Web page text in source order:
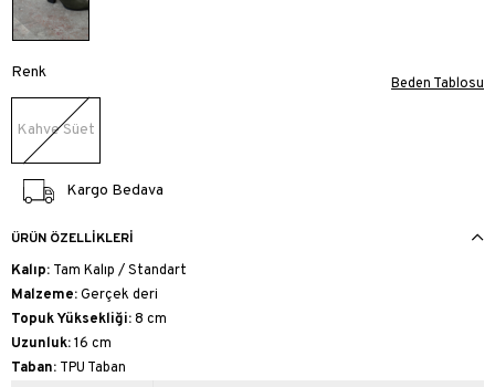
Renk
Kahve Süet
Beden Tablosu
Kargo Bedava
ÜRÜN ÖZELLIKLERI
Kalıp: Tam Kalıp / Standart
Malzeme:Gerçek deri
Topuk Yüksekliği:8 cm
Uzunluk:16 cm
Taban: TPU Taban